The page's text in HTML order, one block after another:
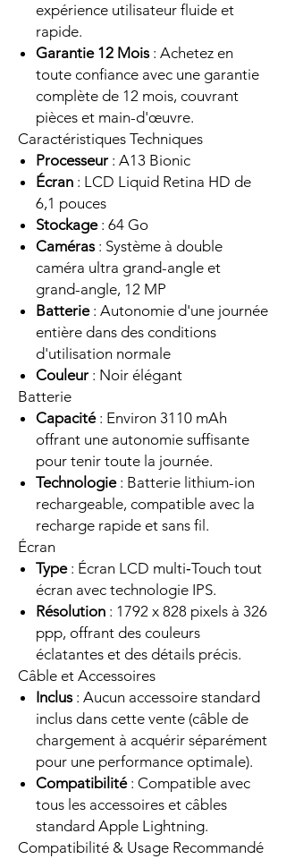
expérience utilisateur fluide et
rapide.
Garantie 12 Mois: Achetez en
toute confiance avec une garantie
complète de 12 mois, couvrant
pièces et main-d'œuvre.
Caractéristiques Techniques
Processeur : A13 Bionic
Écran : LCD Liquid Retina HD de
6,1 pouces
Stockage: 64 Go
Caméras: Système à double
caméra ultra grand-angle et
grand-angle, 12 MP
Batterie: Autonomie d'une journée
entière dans des conditions
d'utilisation normale
Couleur : Noir élégant
Batterie
Capacité: Environ 3110 mAh
offrant une autonomie suffisante
pour tenir toute la journée.
Technologie: Batterie lithium-ion
rechargeable, compatible avec la
recharge rapide et sans fil.
Écran
Type: Écran LCD multi‑Touch tout
écran avec technologie IPS.
Résolution : 1792 x 828 pixels à 326
ppp, offrant des couleurs
éclatantes et des détails précis.
Câble et Accessoires
Inclus: Aucun accessoire standard
inclus dans cette vente (câble de
chargement à acquérir séparément
pour une performance optimale).
Compatibilité: Compatible avec
tous les accessoires et câbles
standard Apple Lightning.
Compatibilité & Usage Recommandé